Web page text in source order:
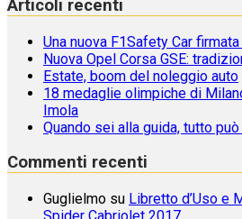
Articoli recenti
Una nuova F1Safety Car
Nuova Opel Corsa GSE:
Estate, boom del noleggio auto
18 medaglie olimpiche di
Imola
Quando sei alla guida, tutto
Commenti recenti
Guglielmo su Libretto d’Uso e